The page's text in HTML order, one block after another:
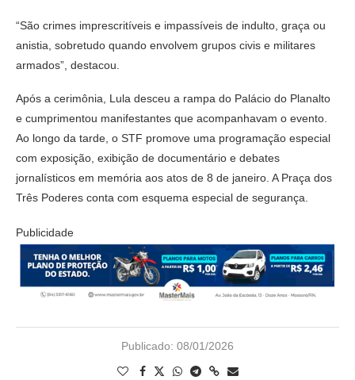
“São crimes imprescritíveis e impassíveis de indulto, graça ou
anistia, sobretudo quando envolvem grupos civis e militares
armados”, destacou.
Após a cerimônia, Lula desceu a rampa do Palácio do Planalto
e cumprimentou manifestantes que acompanhavam o evento.
Ao longo da tarde, o STF promove uma programação especial
com exposição, exibição de documentário e debates
jornalísticos em memória aos atos de 8 de janeiro. A Praça dos
Três Poderes conta com esquema especial de segurança.
Publicidade
Publicado: 08/01/2026